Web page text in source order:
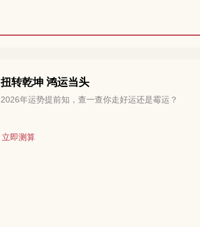
扭转乾坤 鸿运当头
2026年运势提前知，查一查你走好运还是霉运？
立即测算